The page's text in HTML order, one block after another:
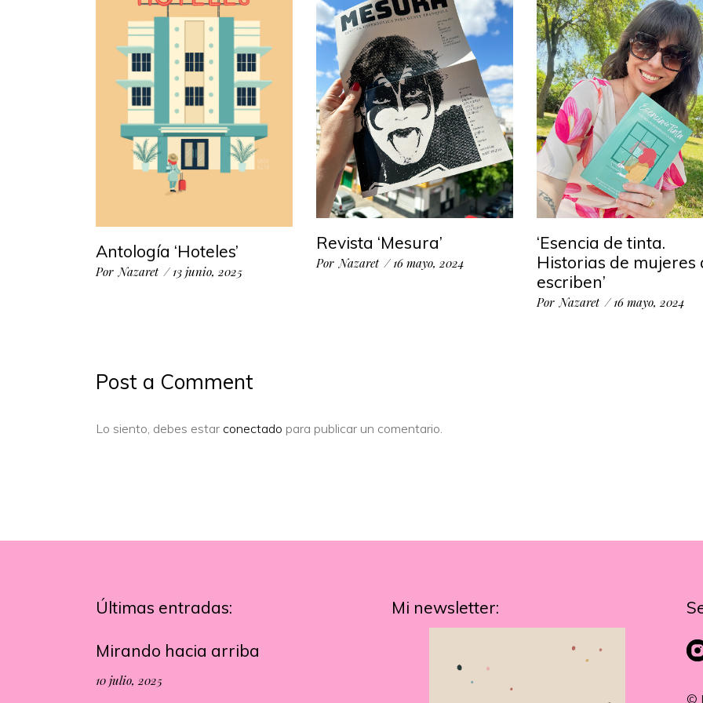
Antología ‘Hoteles’
Por Nazaret 13 junio, 2025
Revista ‘Mesura’
Por Nazaret 16 mayo, 2024
‘Esencia de tinta.
Historias de mujeres
escriben’
Por Nazaret 16 mayo, 2024
Post a Comment
Lo siento, debes estar conectado para publicar un comentario.
Últimas entradas:
Mirando hacia arriba
10 julio, 2025
Mi newsletter:
©